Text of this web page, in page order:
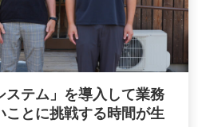
ステム」を導入して業務
ことに挑戦する時間が生